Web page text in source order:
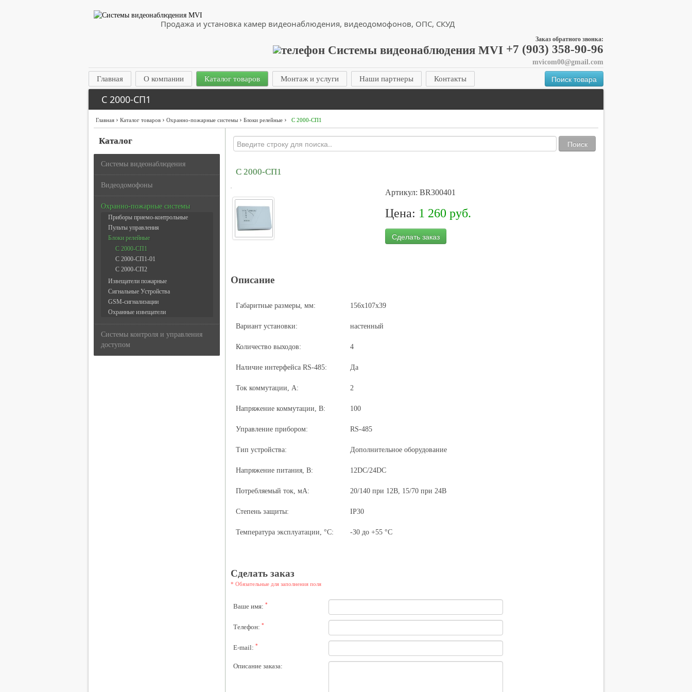
Продажа и установка камер видеонаблюдения, видеодомофонов, ОПС, СКУД
Заказ обратного звонка:
+7 (903) 358-90-96
mvicom00@gmail.com
Главная О компании Каталог товаров Монтаж и услуги Наши партнеры Контакты Поиск товара
С 2000-СП1
Главная › Каталог товаров › Охранно-пожарные системы › Блоки релейные › С 2000-СП1
Каталог
Системы видеонаблюдения
Видеодомофоны
Охранно-пожарные системы
Приборы приемо-контрольные
Пульты управления
Блоки релейные
С 2000-СП1
С 2000-СП1-01
С 2000-СП2
Извещатели пожарные
Сигнальные Устройства
GSM-сигнализации
Охранные извещатели
Системы контроля и управления
доступом
Поиск
С 2000-СП1
Артикул: BR300401
Цена: 1 260 руб.
Сделать заказ
Описание
Габаритные размеры, мм: 156x107x39
Вариант установки: настенный
Количество выходов: 4
Наличие интерфейса RS-485: Да
Ток коммутации, А: 2
Напряжение коммутации, В: 100
Управление прибором: RS-485
Тип устройства: Дополнительное оборудование
Напряжение питания, В: 12DC/24DC
Потребляемый ток, мА: 20/140 при 12В, 15/70 при 24В
Степень защиты: IP30
Температура эксплуатации, °С: -30 до +55 °C
Сделать заказ
* Обязательные для заполнения поля
Ваше имя: *
Телефон: *
E-mail: *
Описание заказа: